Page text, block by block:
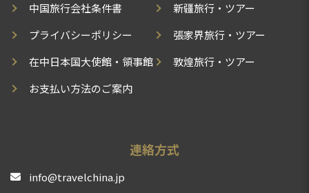
中国旅行会社条件書
プライバシーポリシー
在中日本国大使館・領事館
お支払い方法のご案内
新疆旅行・ツアー
張家界旅行・ツアー
敦煌旅行・ツアー
連絡方式
info@travelchina.jp